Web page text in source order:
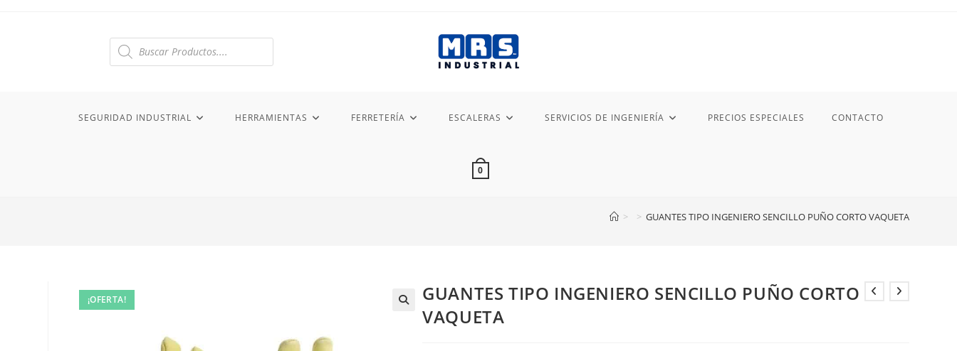
Búsqueda
SEGURIDAD INDUSTRIAL HERRAMIENTAS FERRETERÍA ESCALERAS SERVICIOS DE INGENIERÍA PRECIOS ESPECIALES CONTACTO
0
> > GUANTES TIPO INGENIERO SENCILLO PUÑO CORTO VAQUETA
¡OFERTA!
GUANTES TIPO INGENIERO SENCILLO PUÑO CORTO
VAQUETA